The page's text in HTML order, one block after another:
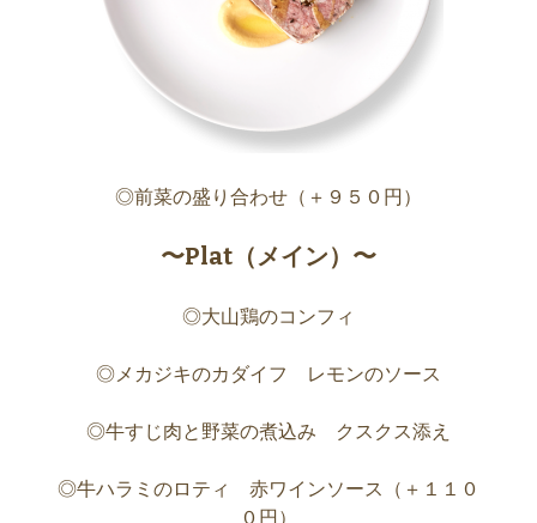
◎前菜の盛り合わせ（＋９５０円）
〜Plat（メイン）〜
◎大山鶏のコンフィ
◎メカジキのカダイフ レモンのソース
◎牛すじ肉と野菜の煮込み クスクス添え
◎牛ハラミのロティ 赤ワインソース（＋１１０
０円）